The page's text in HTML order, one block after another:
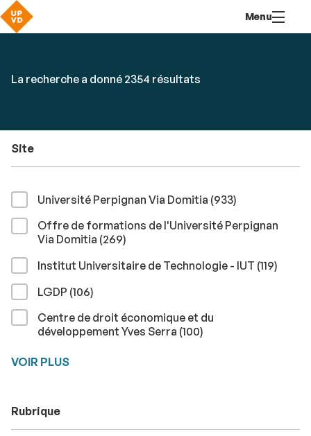
contenu
Menu
par
La recherche a donné 2354 résultats
Site
Université Perpignan Via Domitia (933résultats
)
Offre de formations de l'Université Perpignan
Via Domitia (269résultats
)
Institut Universitaire de Technologie - IUT (119)
LGDP (106résultats
)
Centre de droit économique et du
développement Yves Serra (100résultats
)
VOIR PLUS
Rubrique